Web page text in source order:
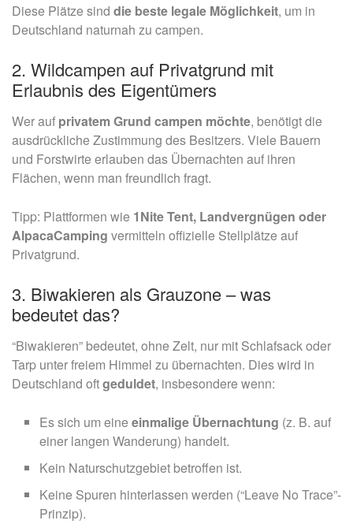
Diese Plätze sind die beste legale Möglichkeit, um in
Deutschland naturnah zu campen.
2. Wildcampen auf Privatgrund mit
Erlaubnis des Eigentümers
Wer auf privatem Grund campen möchte, benötigt die
ausdrückliche Zustimmung des Besitzers. Viele Bauern
und Forstwirte erlauben das Übernachten auf ihren
Flächen, wenn man freundlich fragt.
Tipp: Plattformen wie 1Nite Tent, Landvergnügen oder
AlpacaCamping vermitteln offizielle Stellplätze auf
Privatgrund.
3. Biwakieren als Grauzone – was
bedeutet das?
“Biwakieren” bedeutet, ohne Zelt, nur mit Schlafsack oder
Tarp unter freiem Himmel zu übernachten. Dies wird in
Deutschland oftgeduldet, insbesondere wenn:
Es sich um eine einmalige Übernachtung (z. B. auf
einer langen Wanderung) handelt.
Kein Naturschutzgebiet betroffen ist.
Keine Spuren hinterlassen werden (“Leave No Trace”-
Prinzip).